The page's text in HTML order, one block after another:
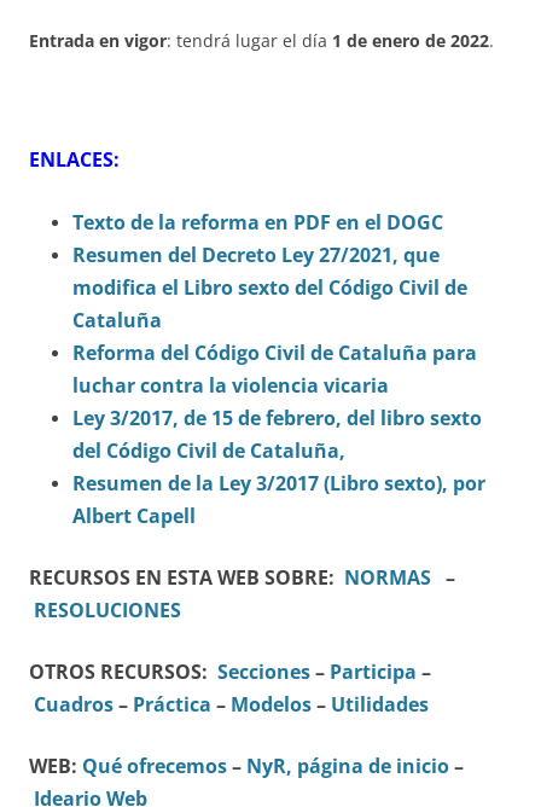
Entrada en vigor: tendrá lugar el día 1 de enero de 2022.
ENLACES:
Texto de la reforma en PDF en el DOGC
Resumen del Decreto Ley 27/2021, que
modifica el Libro sexto del Código Civil de
Cataluña
Reforma del Código Civil de Cataluña para
luchar contra la violencia vicaria
Ley 3/2017, de 15 de febrero, del libro sexto
del Código Civil de Cataluña,
Resumen de la Ley 3/2017 (Libro sexto), por
Albert Capell
RECURSOS EN ESTA WEB SOBRE: NORMAS –
RESOLUCIONES
OTROS RECURSOS: Secciones– Participa –
Cuadros– Práctica – Modelos– Utilidades
WEB: Qué ofrecemos– NyR, página de inicio–
Ideario Web